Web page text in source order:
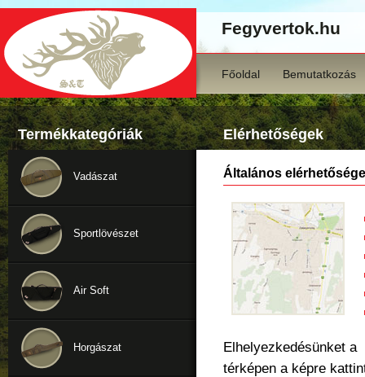
Fegyvertok.hu
Főoldal Bemutatkozás
Termékkategóriák Elérhetőségek
Vadászat
Sportlövészet
Air Soft
Horgászat
Általános
Elhelyezkedésünket a
térképen a képre